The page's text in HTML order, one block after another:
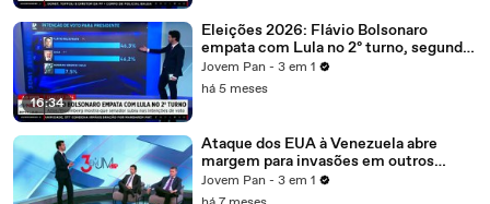
16:34
Eleições 2026: Flávio Bolsonaro
empata com Lula no 2º turno, segundo
Atlas/Bloomberg
Jovem Pan - 3 em 1
há 5 meses
Ataque dos EUA à Venezuela abre
margem para invasões em outros
países? Piperno comenta
Jovem Pan - 3 em 1